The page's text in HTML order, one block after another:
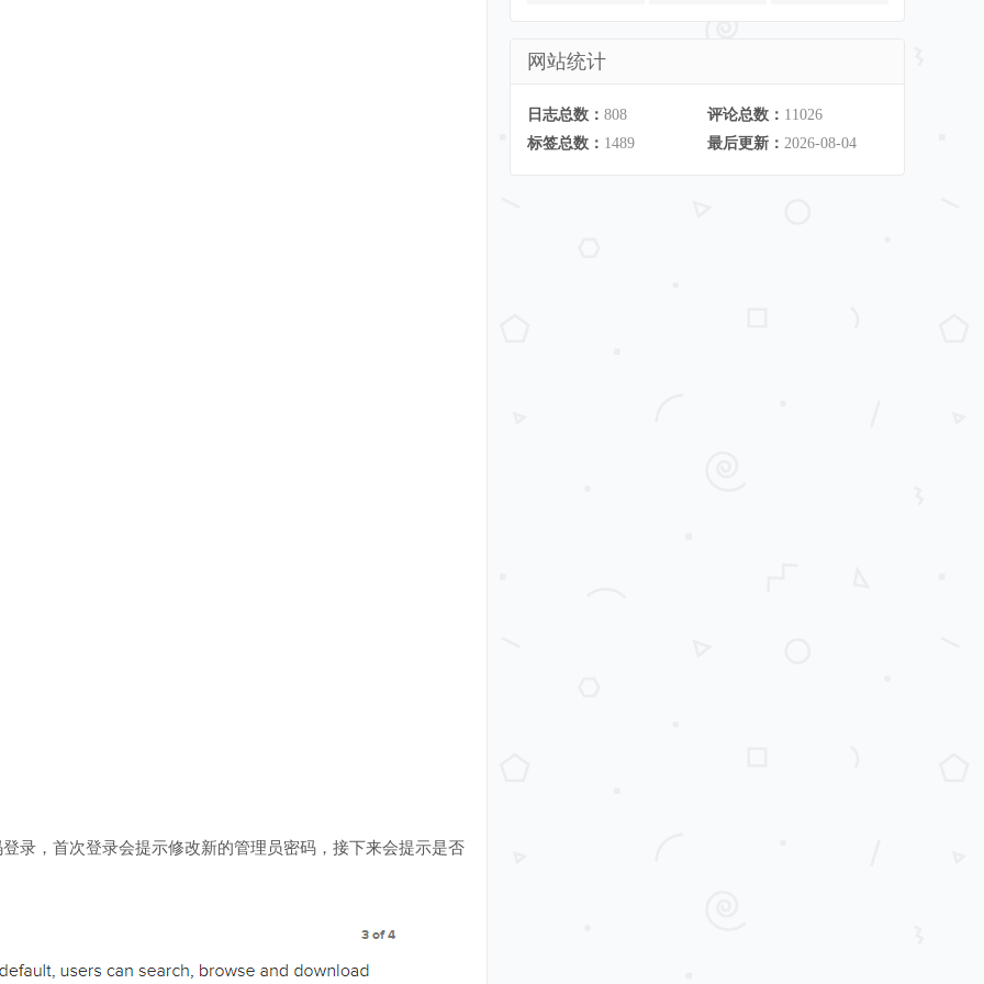
录，首次登录会提示修改新的管理员密码，接下来会提示是否
网站统计
日志总数： 808 评论总数： 11026
标签总数： 1489 最后更新： 2026-08-04